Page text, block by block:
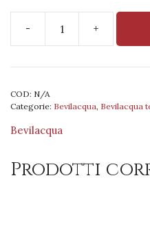
-
di
moro
40
unica
+
COD: N/A
Categorie: Bevilacqua, Bevilacqua
Bevilacqua
Prodotti